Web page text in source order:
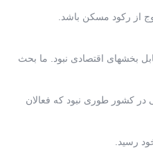
از رکود مسکن باشد.
بخشهای اقتصادی نبود. ما بحث
در کشور طوری نبود که فعالان
رسید.